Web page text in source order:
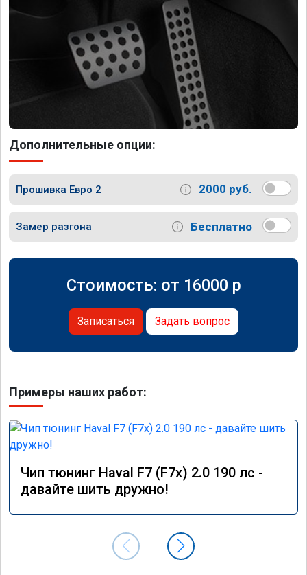
Дополнительные опции:
Прошивка Евро 2 2000 руб.
Замер разгона Бесплатно
Стоимость: от 16000 p
Записаться Задать вопрос
Примеры наших работ:
Чип тюнинг Haval F7 (F7x) 2.0 190 лс -
давайте шить дружно!